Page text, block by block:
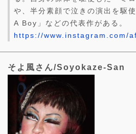
や、半分素顔で泣きの演出を駆
A Boy」などの代表作がある。
https://www.instagram.com/
そよ風さん/Soyokaze-San